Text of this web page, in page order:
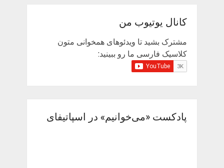
کانال یوتیوب من
مشترک بشید تا ویدئوهای همخوانی متون
کلاسیک فارسی ما رو ببینید:
پادکست «می‌خوانیم» در اسپاتیفای